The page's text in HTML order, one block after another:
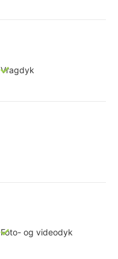
Vragdyk
Foto- og videodyk